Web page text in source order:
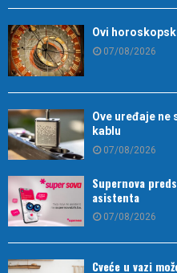
Ovi
07/08/2026
Ove uređaje
kablu
07/08/2026
Supernova
asistenta
07/08/2026
Cveće u vazi